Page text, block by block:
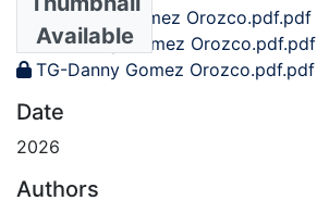
Available
FA-Danny Gomez Orozco.pdf.pdf
CA-Danny Gomez Orozco.pdf.pdf
TG-Danny Gomez Orozco.pdf.pdf
Date
2026
Authors